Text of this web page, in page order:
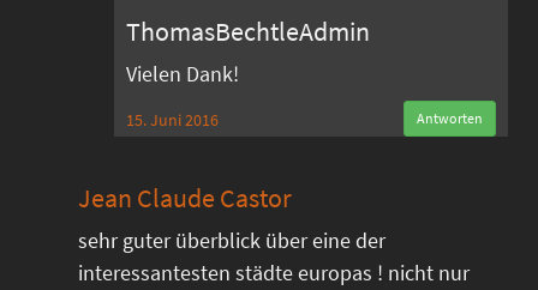
ThomasBechtleAdmin
Vielen Dank!
15. Juni 2016 Antworten
Jean Claude Castor
sehr guter überblick über eine der
interessantesten städte europas ! nicht nur